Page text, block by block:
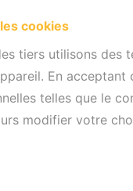
cookies
tiers utilisons des
En acceptant
telles que le
modifier votre